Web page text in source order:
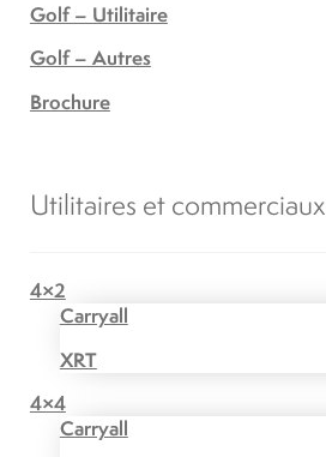
Golf – Utilitaire
Golf – Autres
Brochure
Utilitaires et commerciaux
4×2
Carryall
XRT
4×4
Carryall